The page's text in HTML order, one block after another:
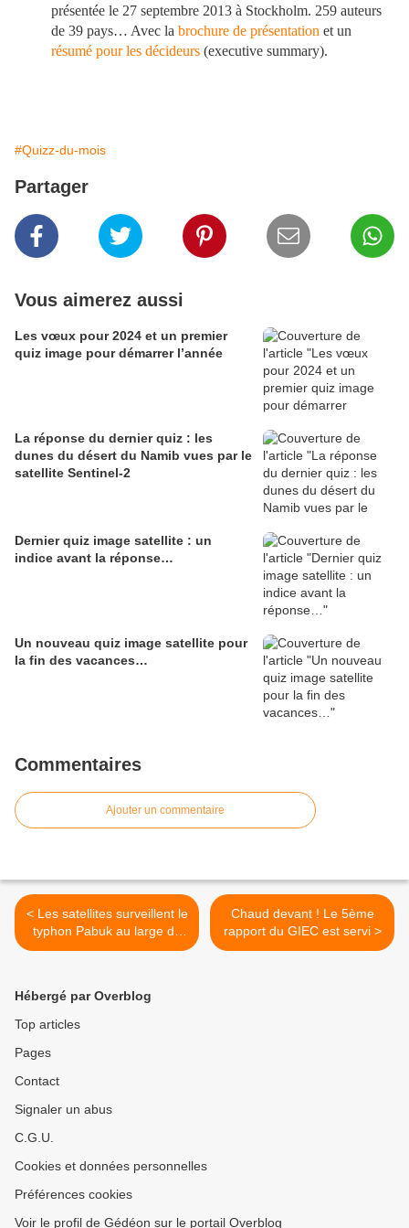
présentée le 27 septembre 2013 à Stockholm. 259 auteurs
de 39 pays… Avec la brochure de présentation et un
résumé pour les décideurs (executive summary).
#Quizz-du-mois
Partager
Vous aimerez aussi
Les vœux pour 2024 et un premier
quiz image pour démarrer l’année
La réponse du dernier quiz : les
dunes du désert du Namib vues par le
satellite Sentinel-2
Dernier quiz image satellite : un
indice avant la réponse…
Un nouveau quiz image satellite pour
la fin des vacances…
Commentaires
Ajouter un commentaire
< Les satellites surveillent le
typhon Pabuk au large du
Japon
Chaud devant ! Le 5ème
rapport du GIEC est servi >
Hébergé par Overblog
Top articles
Pages
Contact
Signaler un abus
C.G.U.
Cookies et données personnelles
Préférences cookies
Voir le profil de Gédéon sur le portail Overblog